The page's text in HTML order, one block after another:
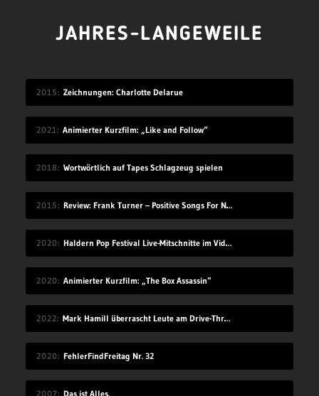
JAHRES-LANGEWEILE
2015 Zeichnungen: Charlotte Delarue
2021 Animierter Kurzfilm: „Like and Follow“
2018 Wortwörtlich auf Tapes Schlagzeug spielen
2015 Review: Frank Turner – Positive Songs For Negative People
2020 Haldern Pop Festival Live-Mitschnitte im Videostream (2008-2019)
2020 Animierter Kurzfilm: „The Box Assassin“
2022 Mark Hamill überrascht Leute am Drive-Thru-Schalter
2020 FehlerFindFreitag Nr. 32
2007 Das ist Alles.